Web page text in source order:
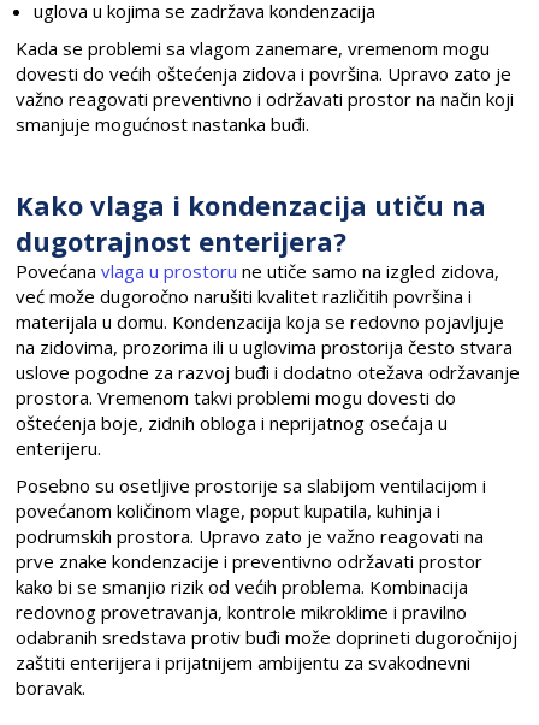
uglova u kojima se zadržava kondenzacija
Kada se problemi sa vlagom zanemare, vremenom mogu
dovesti do većih oštećenja zidova i površina. Upravo zato je
važno reagovati preventivno i održavati prostor na način koji
smanjuje mogućnost nastanka buđi.
Kako vlaga i kondenzacija utiču na
dugotrajnost enterijera?
Povećanavlaga u prostoru ne utiče samo na izgled zidova,
već može dugoročno narušiti kvalitet različitih površina i
materijala u domu. Kondenzacija koja se redovno pojavljuje
na zidovima, prozorima ili u uglovima prostorija često stvara
uslove pogodne za razvoj buđi i dodatno otežava održavanje
prostora. Vremenom takvi problemi mogu dovesti do
oštećenja boje, zidnih obloga i neprijatnog osećaja u
enterijeru.
Posebno su osetljive prostorije sa slabijom ventilacijom i
povećanom količinom vlage, poput kupatila, kuhinja i
podrumskih prostora. Upravo zato je važno reagovati na
prve znake kondenzacije i preventivno održavati prostor
kako bi se smanjio rizik od većih problema. Kombinacija
redovnog provetravanja, kontrole mikroklime i pravilno
odabranih sredstava protiv buđi može doprineti dugoročnijoj
zaštiti enterijera i prijatnijem ambijentu za svakodnevni
boravak.